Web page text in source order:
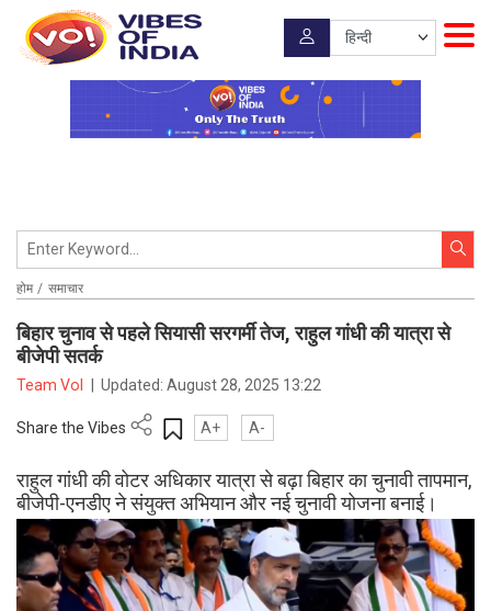
होम समाचार
बिहार चुनाव से पहले सियासी सरगर्मी तेज, राहुल गांधी की यात्रा से
बीजेपी सतर्क
Team VoI Updated:August 28, 2025 13:22
Share the Vibes A+ A-
राहुल गांधी की वोटर अधिकार यात्रा से बढ़ा बिहार का चुनावी तापमान,
बीजेपी-एनडीए ने संयुक्त अभियान और नई चुनावी योजना बनाई।